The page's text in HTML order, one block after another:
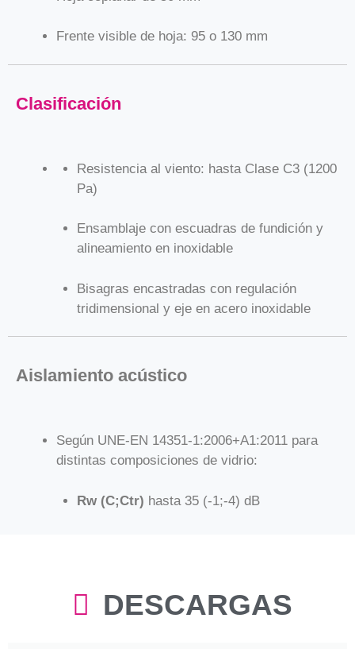
Frente visible de hoja: 95 o 130 mm
Clasificación
Resistencia al viento: hasta Clase C3 (1200
Pa)
Ensamblaje con escuadras de fundición y
alineamiento en inoxidable
Bisagras encastradas con regulación
tridimensional y eje en acero inoxidable
Aislamiento acústico
Según UNE-EN 14351-1:2006+A1:2011 para
distintas composiciones de vidrio:
Rw (C;Ctr) hasta 35 (-1;-4) dB
DESCARGAS